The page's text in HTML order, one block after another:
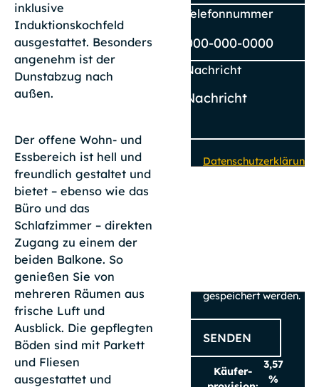
inklusive
Induktionskochfeld
ausgestattet. Besonders
angenehm ist der
Dunstabzug nach
außen.
Der offene Wohn- und
Essbereich ist hell und
freundlich gestaltet und
bietet – ebenso wie das
Büro und das
Schlafzimmer – direkten
Zugang zu einem der
beiden Balkone. So
genießen Sie von
mehreren Räumen aus
frische Luft und
Ausblick. Die gepflegten
Böden sind mit Parkett
und Fliesen
ausgestattet und
Telefonnummer
Nachricht
Datenschutzerklärung
gespeichert werden.
SENDEN
Käufer­
3,57
%